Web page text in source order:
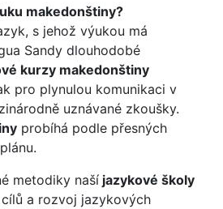
makedonštiny?
s jehož výukou má
Sandy dlouhodobé
kurzy makedonštiny
pro plynulou komunikaci v
uznávané zkoušky.
probíhá podle přesných
metodiky naší jazykové školy
a rozvoj jazykových